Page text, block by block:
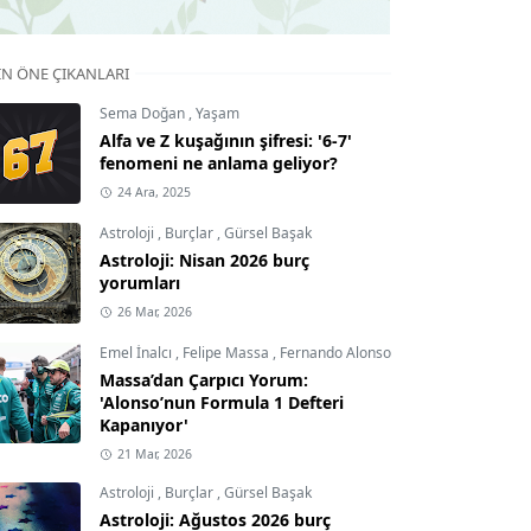
ÖNE ÇIKANLARI
Sema Doğan ,Yaşam
Alfa ve Z kuşağının şifresi: '6-7'
fenomeni ne anlama geliyor?
24 Ara, 2025
Astroloji , Burçlar ,Gürsel Başak
Astroloji: Nisan 2026 burç
yorumları
26 Mar, 2026
Emel İnalcı , Felipe Massa , Fernando Alonso
Massa’dan Çarpıcı Yorum:
'Alonso’nun Formula 1 Defteri
Kapanıyor'
21 Mar, 2026
Astroloji , Burçlar ,Gürsel Başak
Astroloji: Ağustos 2026 burç